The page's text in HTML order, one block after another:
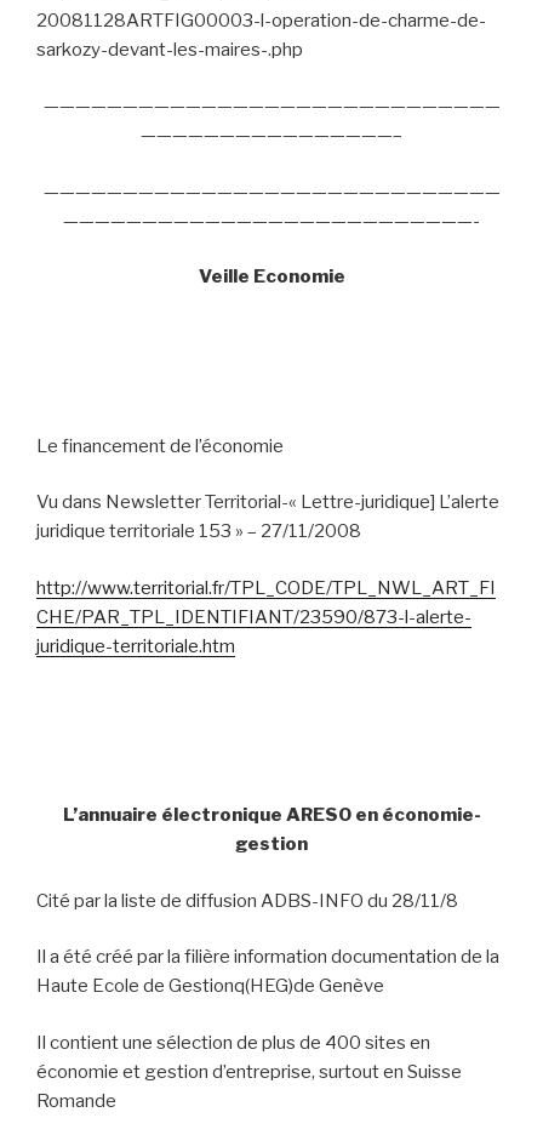
20081128ARTFIG00003-l-operation-de-charme-de-
sarkozy-devant-les-maires-.php
—————————————————————————————
————————————————–
—————————————————————————————
——————————————————————————-
Veille Economie
Le financement de l’économie
Vu dans Newsletter Territorial-« Lettre-juridique] L’alerte
juridique territoriale 153 » – 27/11/2008
http://www.territorial.fr/TPL_CODE/TPL_NWL_ART_FI
CHE/PAR_TPL_IDENTIFIANT/23590/873-l-alerte-
juridique-territoriale.htm
L’annuaire électronique ARESO en économie-
gestion
Cité par la liste de diffusion ADBS-INFO du 28/11/8
Il a été créé par la filière information documentation de la
Haute Ecole de Gestionq(HEG)de Genève
Il contient une sélection de plus de 400 sites en
économie et gestion d’entreprise, surtout en Suisse
Romande